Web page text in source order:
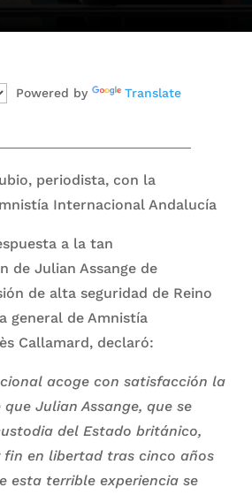
Powered by Translate
periodista, con la
Internacional Andalucía
a la tan
de Julian Assange de
de alta seguridad de Reino
general de Amnistía
Callamard, declaró:
acoge con satisfacción la
Julian Assange, que se
del Estado británico,
fin en libertad tras cinco años
esta terrible experiencia se